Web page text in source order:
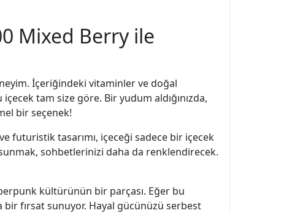
Mixed Berry ile
İçeriğindeki vitaminler ve doğal
tam size göre. Bir yudum aldığınızda,
bir seçenek!
futuristik tasarımı, içeceği sadece bir içecek
sohbetlerinizi daha da renklendirecek.
kültürünün bir parçası. Eğer bu
fırsat sunuyor. Hayal gücünüzü serbest